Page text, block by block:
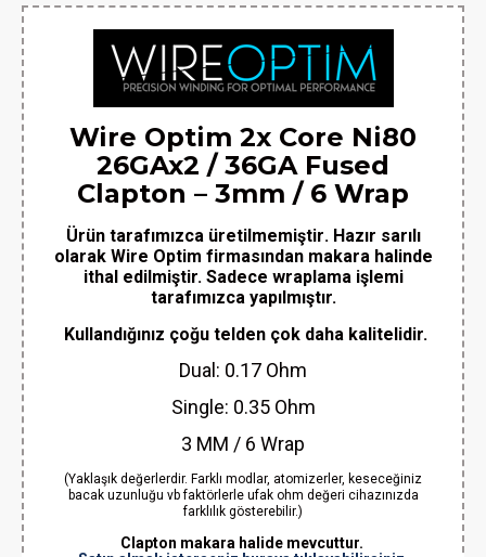
Wire Optim 2x Core Ni80
26GAx2 / 36GA Fused
Clapton – 3mm / 6 Wrap
Ürün tarafımızca üretilmemiştir. Hazır sarılı
olarak Wire Optim firmasından makara halinde
ithal edilmiştir. Sadece wraplama işlemi
tarafımızca yapılmıştır.
Kullandığınız çoğu telden çok daha kalitelidir.
Dual: 0.17 Ohm
Single: 0.35 Ohm
3 MM / 6 Wrap
(Yaklaşık değerlerdir. Farklı modlar, atomizerler, keseceğiniz
bacak uzunluğu vb faktörlerle ufak ohm değeri cihazınızda
farklılık gösterebilir.)
Clapton makara halide mevcuttur.